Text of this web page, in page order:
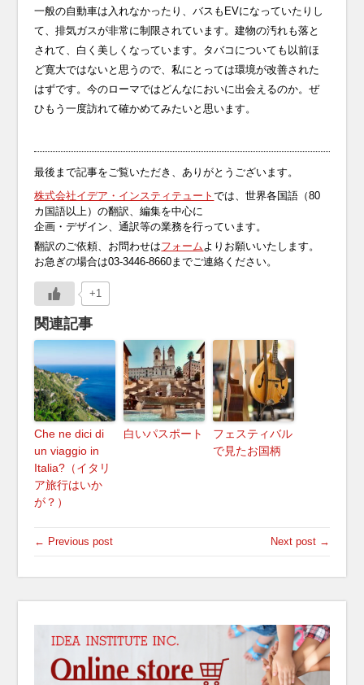
一般の自動車は入れなかったり、バスもEVになっていたりし
て、排気ガスが非常に制限されています。建物の汚れも落と
されて、白く美しくなっています。タバコについても以前ほ
ど寛大ではないと思うので、私にとっては環境が改善された
はずです。今のローマではどんなにおいに出会えるのか。ぜ
ひもう一度訪れて確かめてみたいと思います。
最後まで記事をご覧いただき、ありがとうございます。
株式会社イデア・インスティテュートでは、世界各国語（80
カ国語以上）の翻訳、編集を中心に
企画・デザイン、通訳等の業務を行っています。
翻訳のご依頼、お問わせはフォームよりお願いいたします。
お急ぎの場合は03-3446-8660までご連絡ください。
+1
関連記事
Che ne dici di
un viaggio in
Italia?（イタリ
ア旅行はいか
が？）
白いパスポート
フェスティバル
で見たお国柄
← Previous post Next post →